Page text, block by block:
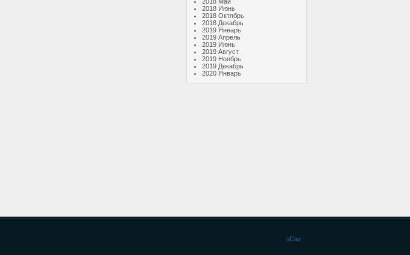
2018 Июнь
2018 Октябрь
2018 Декабрь
2019 Январь
2019 Апрель
2019 Июнь
2019 Август
2019 Ноябрь
2019 Декабрь
2020 Январь
uCoz